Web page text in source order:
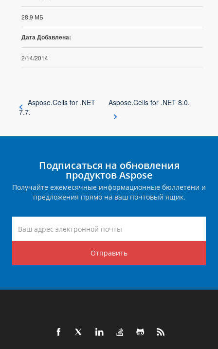
28,9 МБ
Дата Добавлена:
2/14/2014
Aspose.Cells for .NET
7.7.
Aspose.Cells for .NET 8.0.
Подписаться на обновления
продуктов Aspose
Получайте ежемесячные информационные бюллетени и
предложения прямо на ваш почтовый ящик.
Отправить